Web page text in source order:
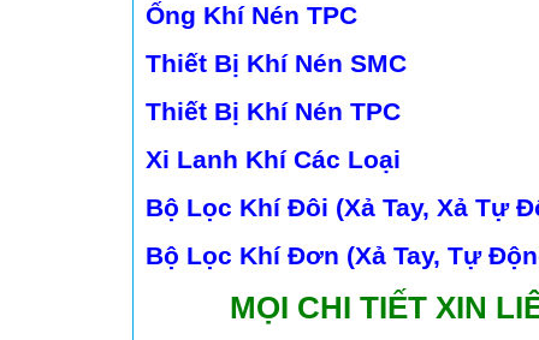
Ống Khí Nén TPC
Thiết Bị Khí Nén SMC
Thiết Bị Khí Nén TPC
Xi Lanh Khí Các Loại
Bộ Lọc Khí Đôi (Xả Tay, Xả Tự
Bộ Lọc Khí Đơn (Xả Tay, Tự
MỌI CHI TIẾT XIN